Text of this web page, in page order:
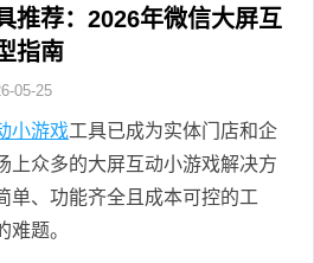
推荐：2026年微信大屏互
指南
05-25
小游戏工具已成为实体门店和企
上众多的大屏互动小游戏解决方
单、功能齐全且成本可控的工
题。